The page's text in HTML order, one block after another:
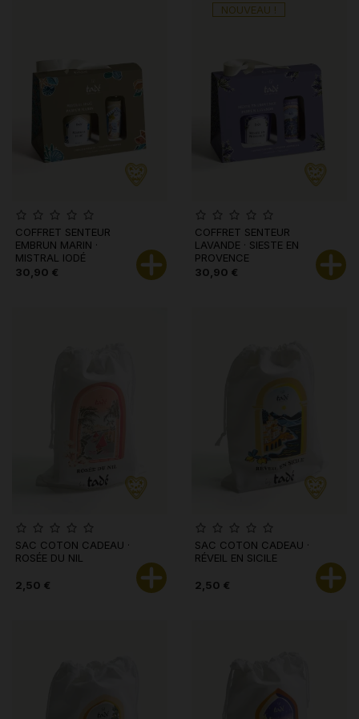
COFFRET SENTEUR
EMBRUN MARIN ·
MISTRAL IODÉ
30,90 €
COFFRET SENTEUR
LAVANDE · SIESTE EN
PROVENCE
30,90 €
NOUVEAU !
SAC COTON CADEAU ·
ROSÉE DU NIL
2,50 €
SAC COTON CADEAU ·
RÉVEIL EN SICILE
2,50 €